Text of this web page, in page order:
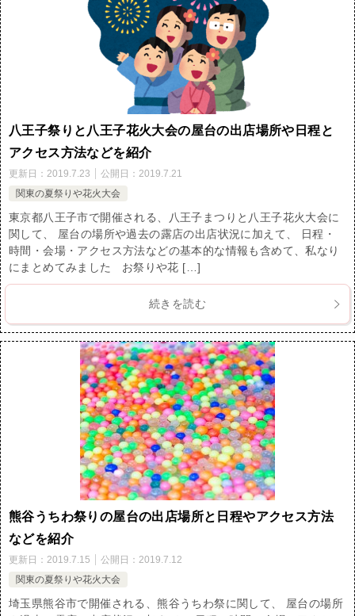
八王子祭りと八王子花火大会の屋台の出店場所や日程と
アクセス方法などを紹介
更新日： 2019.7.23 公開日： 2019.7.21
関東の夏祭りや花火大会
東京都八王子市で開催される、八王子まつりと八王子花火大会に
関して、 屋台の場所や過去の露店の出店状況に加えて、 日程・
時間・会場・アクセス方法などの基本的な情報も含めて、私なり
にまとめてみました お祭りや花 […]
続きを読む
熊谷うちわ祭りの屋台の出店場所と日程やアクセス方法
などを紹介
更新日： 2019.7.15 公開日： 2019.7.12
関東の夏祭りや花火大会
埼玉県熊谷市で開催される、熊谷うちわ祭に関して、 屋台の場所